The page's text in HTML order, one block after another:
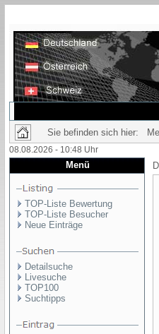
Sie befinden sich hier:
08.08.2026 - 10:48 Uhr
Menü
TOP-Liste Bewertung
TOP-Liste Besucher
Neue Einträge
Detailsuche
Livesuche
TOP100
Suchtipps